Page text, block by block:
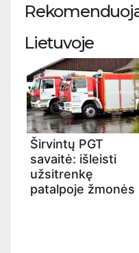
Lietuvoje
Širvintų PGT
savaitė: išleisti
užsitrenkę
patalpoje žmonės